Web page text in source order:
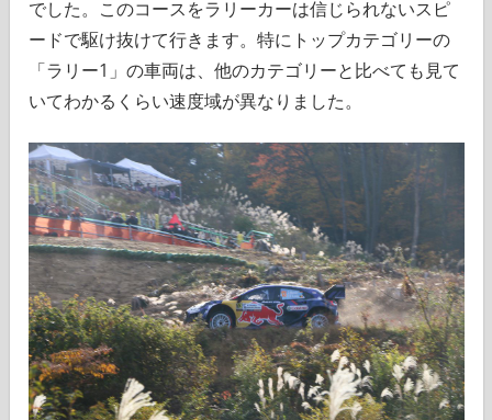
でした。このコースをラリーカーは信じられないスピ
ードで駆け抜けて行きます。特にトップカテゴリーの
「ラリー1」の車両は、他のカテゴリーと比べても見て
いてわかるくらい速度域が異なりました。